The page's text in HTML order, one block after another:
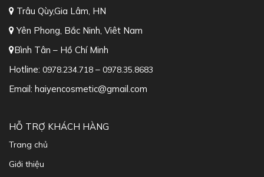
Trâu Qùy,Gia Lâm, HN
Yên Phong, Bắc Ninh, Viêt Nam
Bình Tân – Hồ Chí Minh
Hotline: 0978.234.718 – 0978.35.8683
Email: haiyencosmetic@gmail.com
HỖ TRỢ KHÁCH HÀNG
Trang chủ
Giới thiệu